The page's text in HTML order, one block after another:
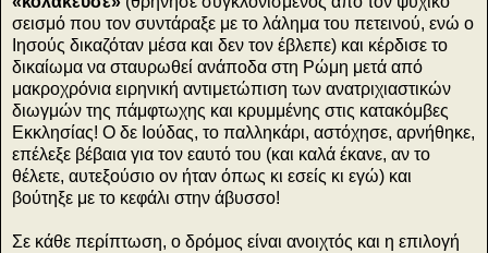
σεισμό που τον συντάραξε με το λάλημα του πετεινού, ενώ ο
Ιησούς δικαζόταν μέσα και δεν τον έβλεπε) και κέρδισε το
δικαίωμα να σταυρωθεί ανάποδα στη Ρώμη μετά από
μακροχρόνια ειρηνική αντιμετώπιση των ανατριχιαστικών
διωγμών της πάμφτωχης και κρυμμένης στις κατακόμβες
Εκκλησίας! Ο δε Ιούδας, το παλληκάρι, αστόχησε, αρνήθηκε,
επέλεξε βέβαια για τον εαυτό του (και καλά έκανε, αν το
θέλετε, αυτεξούσιο ον ήταν όπως κι εσείς κι εγώ) και
βούτηξε με το κεφάλι στην άβυσσο!
Σε κάθε περίπτωση, ο δρόμος είναι ανοιχτός και η επιλογή